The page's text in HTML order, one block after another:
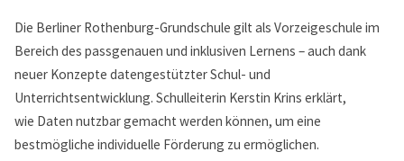
Die Berliner Rothenburg-Grundschule gilt als Vorzeigeschule im
Bereich des passgenauen und inklusiven Lernens – auch dank
neuer Konzepte datengestützter Schul- und
Unterrichtsentwicklung. Schulleiterin Kerstin Krins erklärt,
wie Daten nutzbar gemacht werden können, um eine
bestmögliche individuelle Förderung zu ermöglichen.